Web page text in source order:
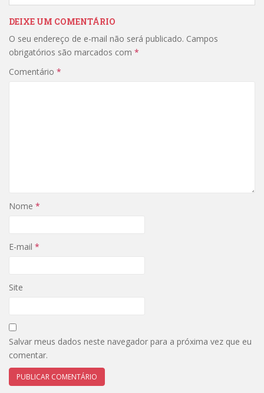
DEIXE UM COMENTÁRIO
O seu endereço de e-mail não será publicado. Campos
obrigatórios são marcados com *
Comentário *
Nome *
E-mail *
Site
Salvar meus dados neste navegador para a próxima vez que eu
comentar.